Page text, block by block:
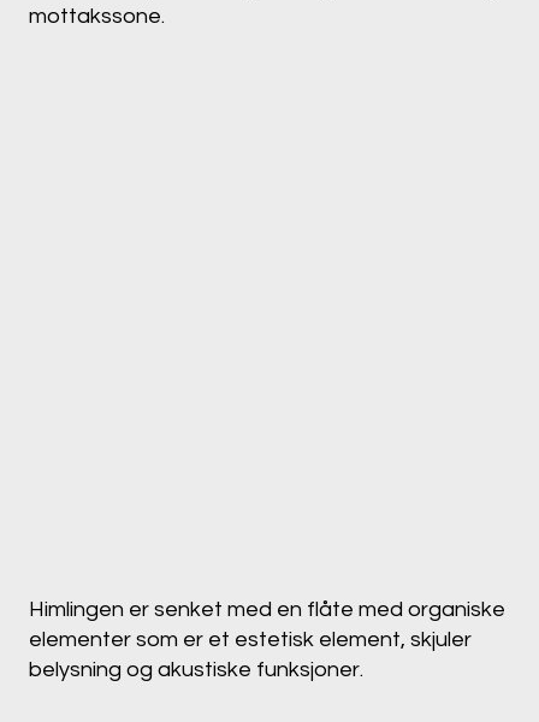
mottakssone.
Himlingen er senket med en flåte med organiske
elementer som er et estetisk element, skjuler
belysning og akustiske funksjoner.